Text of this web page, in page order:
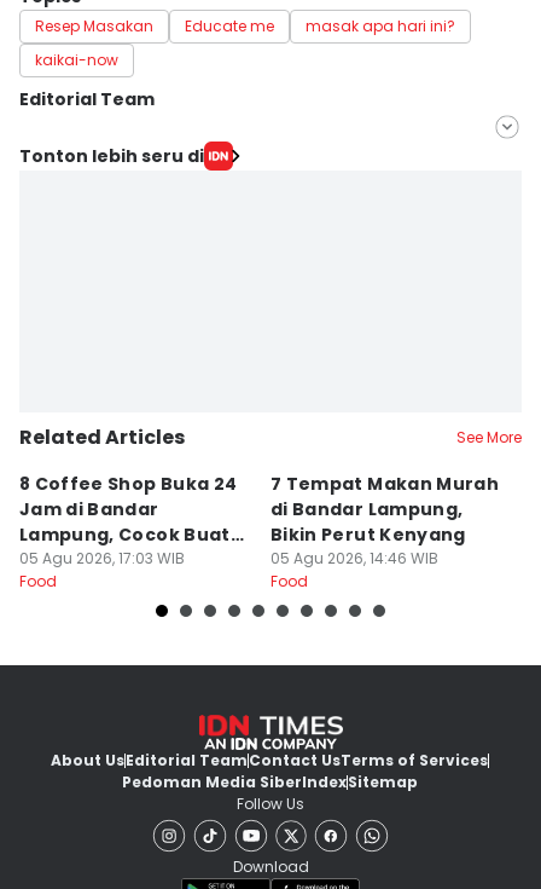
Resep Masakan Educate me
masak apa hari ini?
kaikai-now
Editorial Team
Editor
Tonton lebih seru di
Related Articles See More
8 Coffee Shop Buka 24
Jam di Bandar
Lampung, Cocok Buat
Begadang
05 Agu 2026, 17:03 WIB
Food
7 Tempat Makan Murah
di Bandar Lampung,
Bikin Perut Kenyang
05 Agu 2026, 14:46 WIB
Food
About UsEditorial TeamContact UsTerms of Services
Pedoman Media SiberIndexSitemap
Follow Us
Download